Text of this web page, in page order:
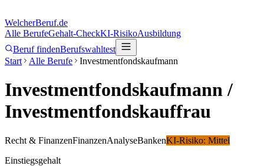
WelcherBeruf.de
Alle BerufeGehalt-CheckKI-RisikoAusbildung
Beruf findenBerufswahltest
Start
Alle Berufe Investmentfondskaufmann
Investmentfondskaufmann/
Investmentfondskauffrau
Recht & FinanzenFinanzenAnalyseBankenKI-Risiko: Mittel
Einstiegsgehalt